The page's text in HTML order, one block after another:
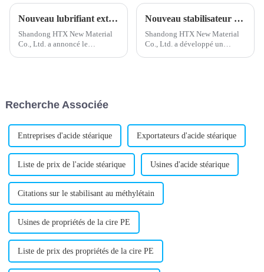
Nouveau lubrifiant externe en PVC développé pour des performances améliorées
Shandong HTX New Material
Co., Ltd. a annoncé le
pour améliorer l'extrusion...
Nouveau stabilisateur de plomb composé développé pour des performances améliorées
Shandong HTX New Material
Co., Ltd. a développé un
Recherche Associée
Entreprises d'acide stéarique Exportateurs d'acide stéarique
Liste de prix de l'acide stéarique Usines d'acide stéarique
Citations sur le stabilisant au méthylétain
Usines de propriétés de la cire PE
Liste de prix des propriétés de la cire PE